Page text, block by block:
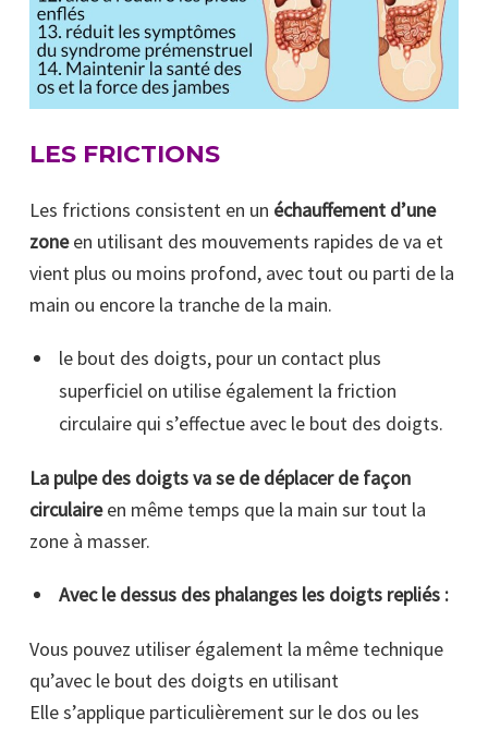
LES FRICTIONS
Les frictions consistent en un échauffement d’une
zoneen utilisant des mouvements rapides de va et
vient plus ou moins profond, avec tout ou parti de la
main ou encore la tranche de la main.
le bout des doigts, pour un contact plus
superficiel on utilise également la friction
circulaire qui s’effectue avec le bout des doigts.
La pulpe des doigts va se de déplacer de façon
circulaireen même temps que la main sur tout la
zone à masser.
Avec le dessus des phalanges les doigts repliés :
Vous pouvez utiliser également la même technique
qu’avec le bout des doigts en utilisant
Elle s’applique particulièrement sur le dos ou les